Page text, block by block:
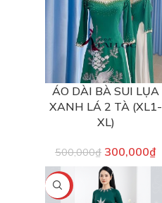
ÁO DÀI BÀ SUI LỤA
XANH LÁ 2 TÀ (XL1-
XL)
500,000₫ 300,000₫
-40%